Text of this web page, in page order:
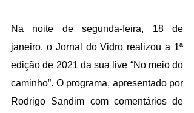
Na noite de segunda-feira, 18 de
janeiro, o Jornal do Vidro realizou a 1ª
edição de 2021 da sua live “No meio do
caminho”. O programa, apresentado por
Rodrigo Sandim com comentários de